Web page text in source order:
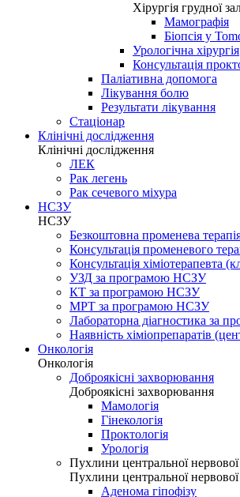
Хірургія грудної
Мамографія
Біопсія у
Урологічна хірургія
Консультація
Паліативна допомога
Лікування болю
Результати лікування
Стаціонар
Клінічні дослідження
Клінічні дослідження
ЛЕК
Рак легень
Рак сечевого міхура
НСЗУ
НСЗУ
Безкоштовна променева
Консультація променевого
Консультація хіміотерапевта
УЗД за програмою НСЗУ
КТ за програмою НСЗУ
МРТ за програмою НСЗУ
Лабораторна діагностика за
Наявність хіміопрепаратів
Онкологія
Онкологія
Доброякісні захворювання
Доброякісні захворювання
Мамологія
Гінекологія
Проктологія
Урологія
Пухлини центральної
Пухлини центральної
Аденома гіпофізу